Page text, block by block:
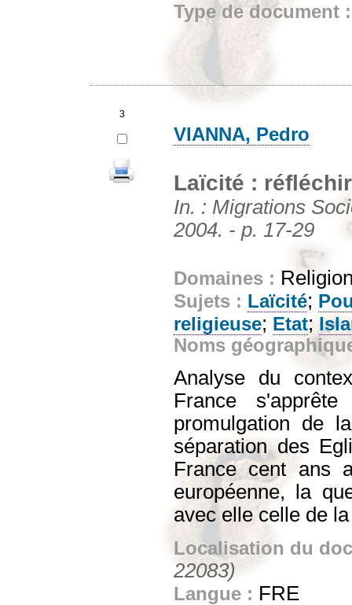
Type de document
3
VIANNA, Pedro
Laïcité :
In. : Migrations
2004. - p. 17-29
Domaines :
Sujets : Laïcité;
religieuse; Etat;
Noms
Analyse du
France
promulgation de
séparation des
France cent ans
européenne, la
avec elle celle de
Localisation du
22083)
Langue : FRE